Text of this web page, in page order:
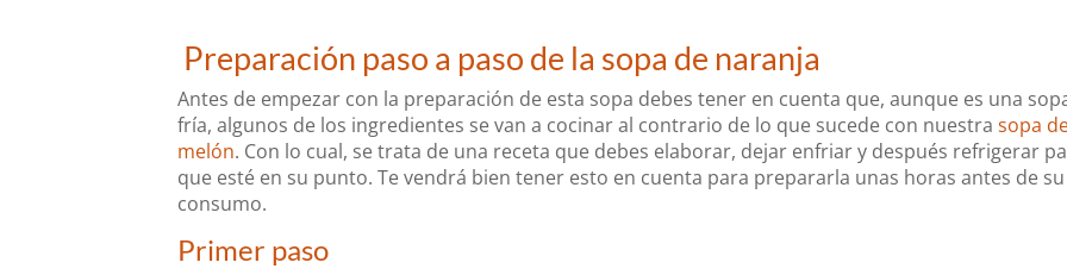
Preparación paso a paso de la sopa de naranja
Antes de empezar con la preparación de esta sopa debes tener en cuenta que, aunque es una
fría, algunos de los ingredientes se van a cocinar al contrario de lo que sucede con nuestrasopa
melón. Con lo cual, se trata de una receta que debes elaborar, dejar enfriar y después refrigerar
que esté en su punto. Te vendrá bien tener esto en cuenta para prepararla unas horas antes de su
consumo.
Primer paso